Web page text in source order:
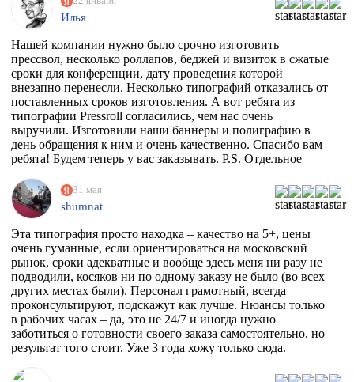
Илья
Нашей компании нужно было срочно изготовить
прессвол, несколько роллапов, беджей и визиток в сжатые
сроки для конференции, дату проведения которой
внезапно перенесли. Несколько типографий отказались от
поставленных сроков изготовления. А вот ребята из
типографии Pressroll согласились, чем нас очень
выручили. Изготовили наши баннеры и полиграфию в
день обращения к ним и очень качественно. Спасибо вам
ребята! Будем теперь у вас заказывать. P.S. Отдельное
заказа квалифицированно всё растолковал и в
последствии сообщал нам о степени готовности заказа,
т.к. сроки нас поджимали.
31 мая
shumnat
Эта типография просто находка – качество на 5+, цены
очень гуманные, если ориентироваться на московский
рынок, сроки адекватные и вообще здесь меня ни разу не
подводили, косяков ни по одному заказу не было (во всех
других местах были). Персонал грамотный, всегда
проконсультируют, подскажут как лучше. Нюансы только
в рабочих часах – да, это не 24/7 и иногда нужно
заботиться о готовности своего заказа самостоятельно, но
результат того стоит. Уже 3 года хожу только сюда.